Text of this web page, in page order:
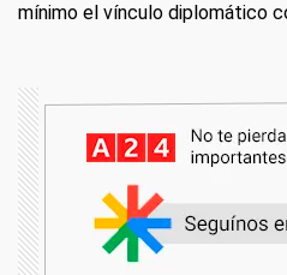
mínimo el vínculo diplomático